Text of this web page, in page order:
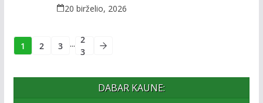
20 birželio, 2026
1 2 3 ... 2
3
DABAR KAUNE: